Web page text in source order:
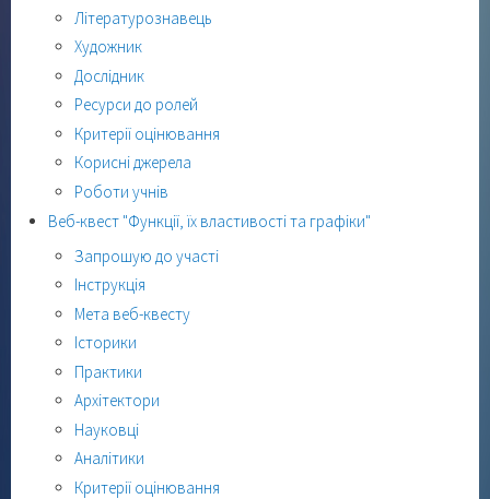
Літературознавець
Художник
Дослідник
Ресурси до ролей
Критерії оцінювання
Корисні джерела
Роботи учнів
Веб-квест "Функції, їх властивості та графіки"
Запрошую до участі
Інструкція
Мета веб-квесту
Історики
Практики
Архітектори
Науковці
Аналітики
Критерії оцінювання